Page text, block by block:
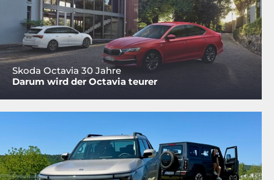
Skoda Octavia 30 Jahre
Darum wird der Octavia teurer